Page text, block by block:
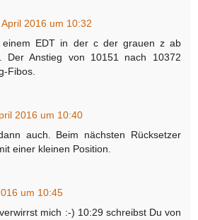
April 2016 um 10:32
einem EDT in der c der grauen z ab
Der Anstieg von 10151 nach 10372
Fibos.
2016 um 10:40
auch. Beim nächsten Rücksetzer
einer kleinen Position.
um 10:45
mich :-) 10:29 schreibst Du von